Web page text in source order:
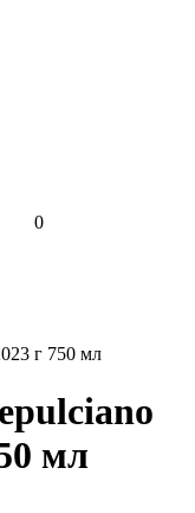
0
г 750 мл
мл